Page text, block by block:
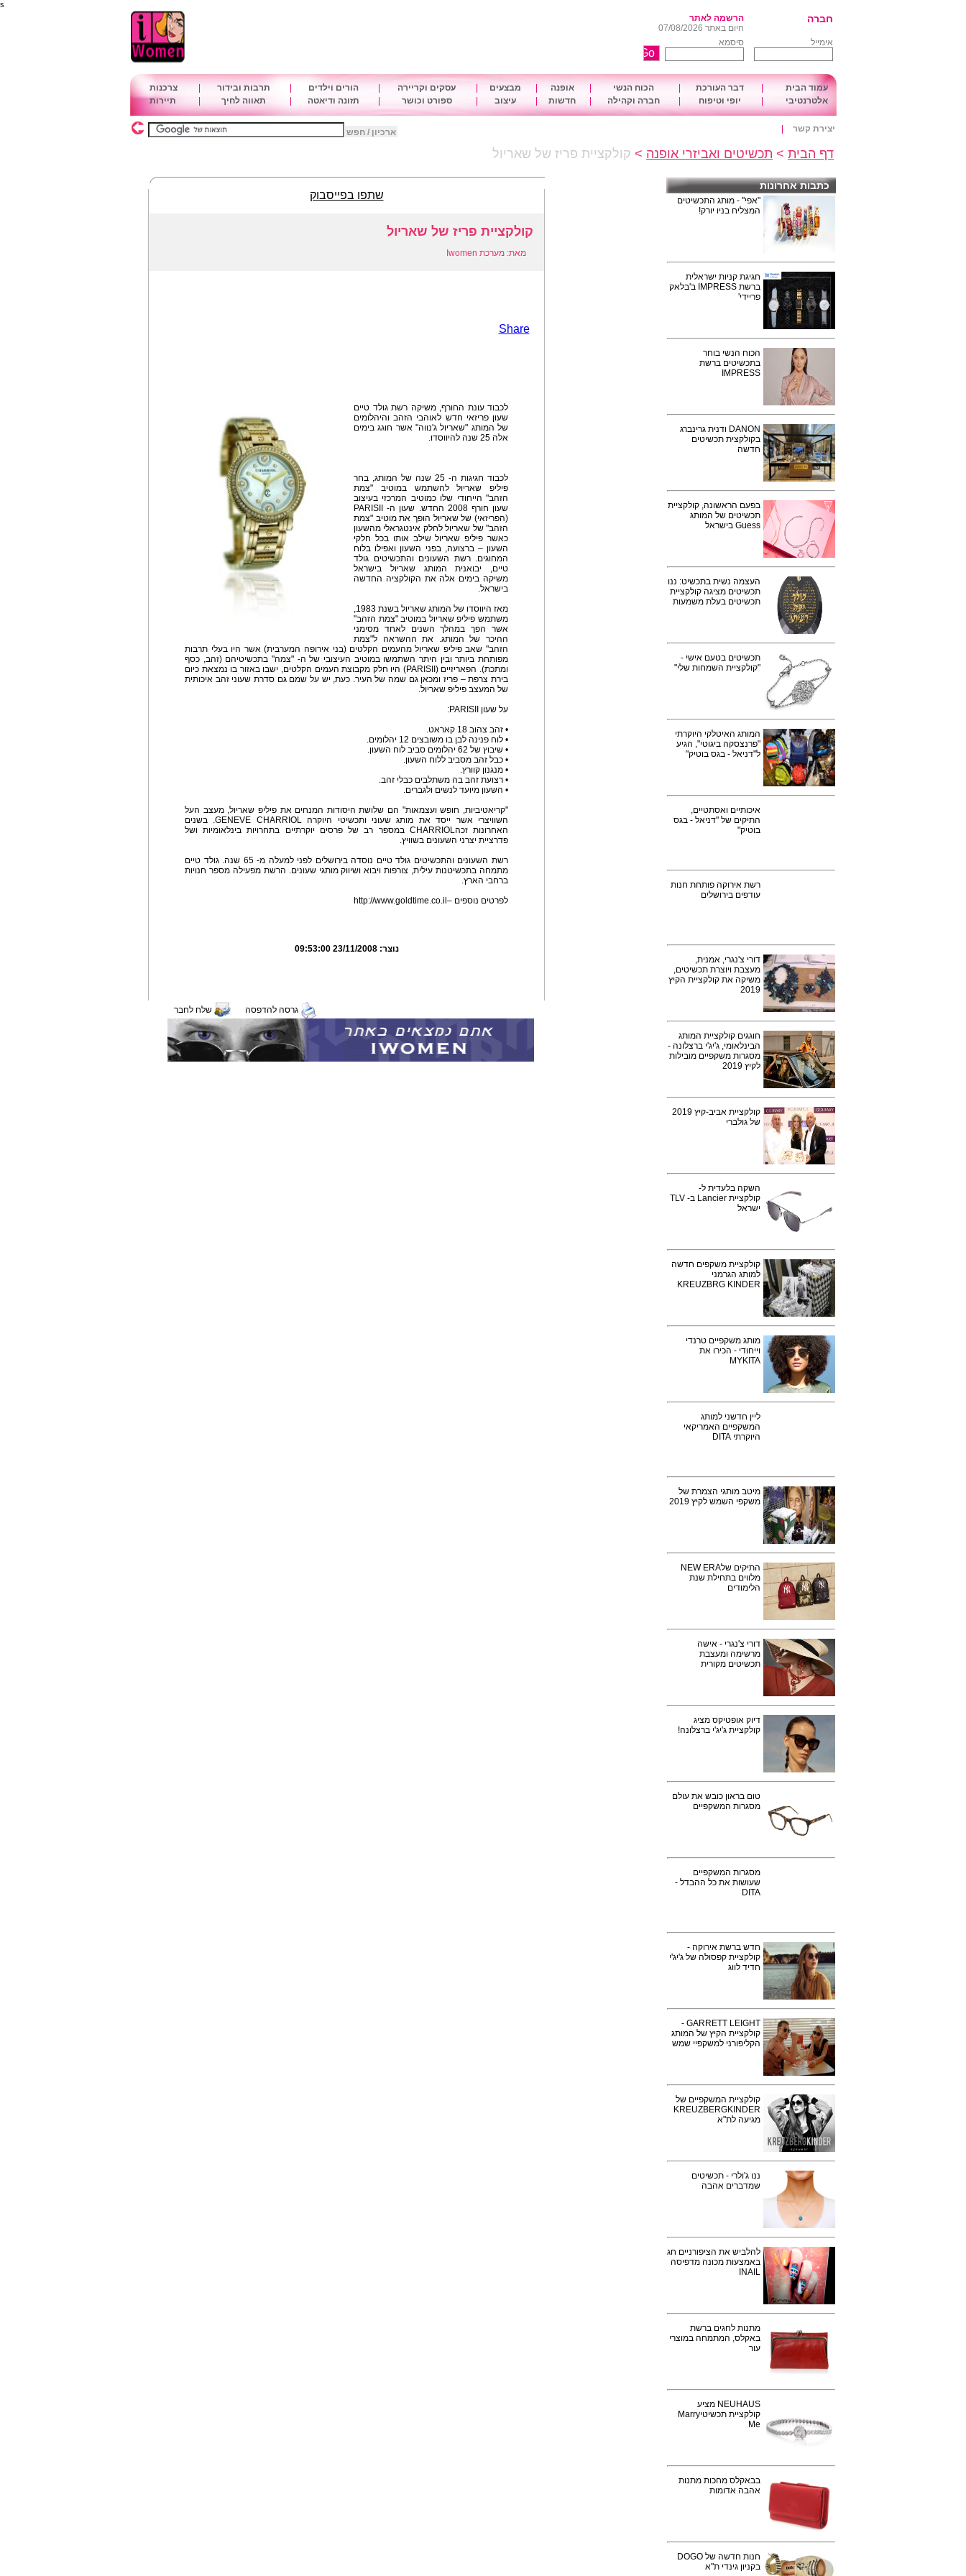
s
חברה
הרשמה לאתר
היום באתר 07/08/2026
אימייל
סיסמא
עמוד הבית דבר העורכת הכוח הנשי אופנה מבצעים עסקים וקריירה הורים וילדים תרבות ובידור
צרכנות
אלטרנטיבי
יופי וטיפוח חברה וקהילה חדשות עיצוב ספורט וכושר תזונה ודיאטה תאווה לחיך תיירות
יצירת קשר ארכיון / חפש
דף הבית > תכשיטים ואביזרי אופנה > קולקציית פריז של שאריול
כתבות אחרונות
"אפי" - מותג התכשיטים
המצליח בניו יורק!
חגיגת קניות ישראלית
ברשת IMPRESS ב'בלאק
פריידי'
הכוח הנשי בוחר
בתכשיטים ברשת
IMPRESS
DANON ודנית גרינברג
בקולקצית תכשיטים
חדשה
בפעם הראשונה, קולקציית
תכשיטים של המותג
Guess בישראל
העצמה נשית בתכשיט: ננו
תכשיטים מציגה קולקציית
תכשיטים בעלת משמעות
תכשיטים בטעם אישי -
"קולקציית השמחות שלי"
המותג האיטלקי היוקרתי
"פרנצסקה ביגוטי", הגיע
ל"דניאל - בגס בוטיק"
איכותיים ואסתטיים,
התיקים של "דניאל - בגס
בוטיק"
רשת אירוקה פותחת חנות
עודפים בירושלים
דורי צ'נגרי, אמנית,
מעצבת ויוצרת תכשיטים,
משיקה את קולקציית הקיץ
2019
חוגגים קולקציית המותג
הבינלאומי, ג'יג'י ברצלונה -
מסגרות משקפיים מובילות
לקיץ 2019
קולקציית אביב-קיץ 2019
של גולברי
השקה בלעדית ל-
קולקציית Lancier ב- TLV
ישראל
קולקציית משקפים חדשה
למותג הגרמני
KREUZBRG KINDER
מותג משקפיים טרנדי
וייחודי - הכירו את
MYKITA
ליין חדשני למותג
המשקפיים האמריקאי
היוקרתי DITA
מיטב מותגי הצמרת של
משקפי השמש לקיץ 2019
התיקים שלNEW ERA
מלווים בתחילת שנת
הלימודים
דורי צ'נגרי - אישה
מרשימה ומעצבת
תכשיטים מקורית
דיוק אופטיקס מציג
קולקציית ג'יג'י ברצלונה!
טום בראון כובש את עולם
מסגרות המשקפיים
מסגרות המשקפיים
שעושות את כל ההבדל -
DITA
חדש ברשת אירוקה -
קולקציית קפסולה של ג'יג'י
חדיד לווג
GARRETT LEIGHT -
קולקציית הקיץ של המותג
הקליפורני למשקפיי שמש
קולקציית המשקפיים של
KREUZBERGKINDER
מגיעה לת"א
ננו ג'ולרי - תכשיטים
שמדברים אהבה
להלביש את הציפורניים חג
באמצעות מכונה מדפיסה
INAIL
מתנות לחגים ברשת
באקלס, המתמחה במוצרי
עור
NEUHAUS מציע
קולקציית תכשיטיMarry
Me
בבאקלס מחכות מתנות
אהבה אדומות
חנות חדשה של DOGO
בקניון גינדי ת"א
שתפו בפייסבוק
קולקציית פריז של שאריול
מאת: מערכת Iwomen
Share
לכבוד עונת החורף, משיקה רשת גולד טיים
שעון פריזאי חדש לאוהבי הזהב והיהלומים
של המותג "שאריול ג'נווה" אשר חוגג בימים
אלה 25 שנה להיווסדו.
לכבוד חגיגות ה- 25 שנה של המותג, בחר
פיליפ שאריול להשתמש במוטיב "צמת
הזהב" הייחודי שלו כמוטיב המרכזי בעיצוב
שעון חורף 2008 החדש. שעון ה- PARISII
(הפריזאי) של שאריול הופך את מוטיב "צמת
הזהב" של שאריול לחלק אינטגראלי מהשעון
כאשר פיליפ שאריול שילב אותו בכל חלקי
השעון – ברצועה, בפני השעון ואפילו בלוח
המחוגים. רשת השעונים והתכשיטים גולד
טיים, יבואנית המותג שאריול בישראל
משיקה בימים אלה את הקולקציה החדשה
בישראל.
מאז היווסדו של המותג שאריול בשנת 1983,
משתמש פיליפ שאריול במוטיב "צמת הזהב"
אשר הפך במהלך השנים לאחד מסימני
ההיכר של המותג. את ההשראה ל"צמת
הזהב" שאב פיליפ שאריול מהעמים הקלטים (בני אירופה המערבית) אשר היו בעלי תרבות
מפותחת ביותר ובין היתר השתמשו במוטיב העיצובי של ה- "צמה" בתכשיטיהם (זהב, כסף
ומתכת). הפאריזיים (PARISII) היו חלק מקבוצת העמים הקלטים, ישבו באזור בו נמצאת כיום
בירת צרפת – פריז ומכאן גם שמה של העיר. כעת, יש על שמם גם סדרת שעוני זהב איכותית
של המעצב פיליפ שאריול.
על שעון PARISII:
• זהב צהוב 18 קאראט.
• לוח פנינה לבן בו משובצים 12 יהלומים.
• שיבוץ של 62 יהלומים סביב לוח השעון.
• כבל זהב מסביב ללוח השעון.
• מנגנון קוורץ.
• רצועת זהב בה משתלבים כבלי זהב.
• השעון מיועד לנשים ולגברים.
"קריאטיביות, חופש ועצמאות" הם שלושת היסודות המנחים את פיליפ שאריול, מעצב העל
השוויצרי אשר ייסד את מותג שעוני ותכשיטי היוקרה GENEVE CHARRIOL. בשנים
האחרונות זכהCHARRIOL במספר רב של פרסים יוקרתיים בתחרויות בינלאומיות ושל
פדרציית יצרני השעונים בשוויץ.
רשת השעונים והתכשיטים גולד טיים נוסדה בירושלים לפני למעלה מ- 65 שנה. גולד טיים
מתמחה בתכשיטנות עילית, צורפות ויבוא ושיווק מותגי שעונים. הרשת מפעילה מספר חנויות
ברחבי הארץ.
לפרטים נוספים –http://www.goldtime.co.il
נוצר:23/11/2008 09:53:00
גרסה להדפסה שלח לחבר